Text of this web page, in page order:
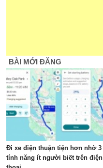
BÀI MỚI ĐĂNG
Đi xe điện thuận tiện hơn nhờ 3
tính năng ít người biết trên điện